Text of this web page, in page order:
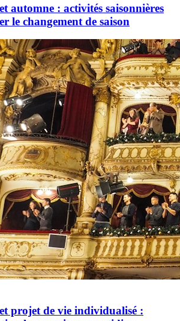
automne : activités saisonnières
le changement de saison
projet de vie individualisé :